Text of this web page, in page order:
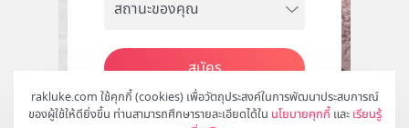
rakluke.com ใช้คุกกี้ (cookies) เพื่อวัตถุประสงค์ในการพัฒนาประสบการณ์
ของผู้ใช้ให้ดียิ่งขึ้น ท่านสามารถศึกษารายละเอียดได้ใน นโยบายคุกกี้ และ เรียนรู้
สมัคร